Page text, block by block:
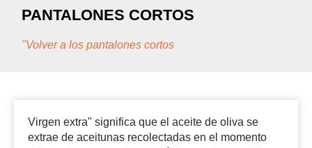
PANTALONES CORTOS
"Volver a los pantalones cortos
Virgen extra" significa que el aceite de oliva se
extrae de aceitunas recolectadas en el momento